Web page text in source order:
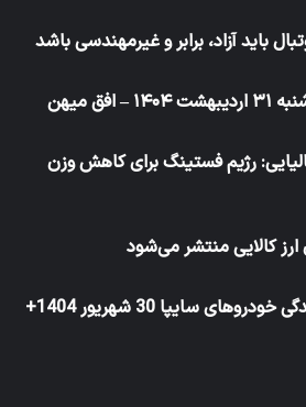
باید آزاد، برابر و غیرمهندسی باشد
میهن
رژیم فستینگ برای کاهش وزن
کالایی منتشر می‌شود
قیمت بازار آزاد و نمایندگی خودرو‌های سایپا 30 شهریور 1404+